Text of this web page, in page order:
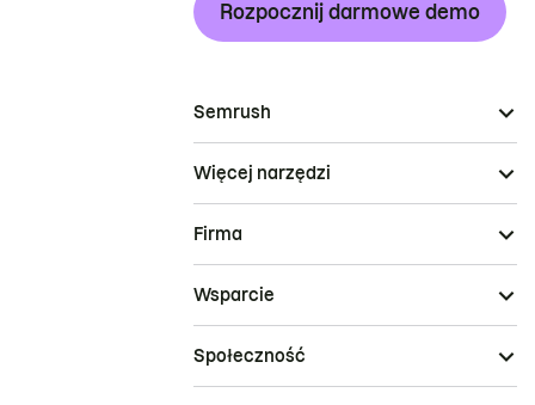
Rozpocznij darmowe demo
Semrush
Więcej narzędzi
Firma
Wsparcie
Społeczność